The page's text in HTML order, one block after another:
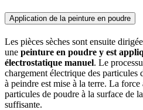
Application de la peinture en poudre
Les pièces sèches sont ensuite
une peinture en poudre y est
électrostatique manuel. Le
chargement électrique des particules
à peindre est mise à la terre. La
particules de poudre à la surface de
suffisante.